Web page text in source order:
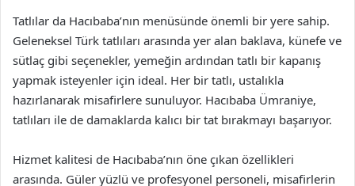
Tatlılar da Hacıbaba’nın menüsünde önemli bir yere sahip.
Geleneksel Türk tatlıları arasında yer alan baklava, künefe ve
sütlaç gibi seçenekler, yemeğin ardından tatlı bir kapanış
yapmak isteyenler için ideal. Her bir tatlı, ustalıkla
hazırlanarak misafirlere sunuluyor. Hacıbaba Ümraniye,
tatlıları ile de damaklarda kalıcı bir tat bırakmayı başarıyor.
Hizmet kalitesi de Hacıbaba’nın öne çıkan özellikleri
arasında. Güler yüzlü ve profesyonel personeli, misafirlerin